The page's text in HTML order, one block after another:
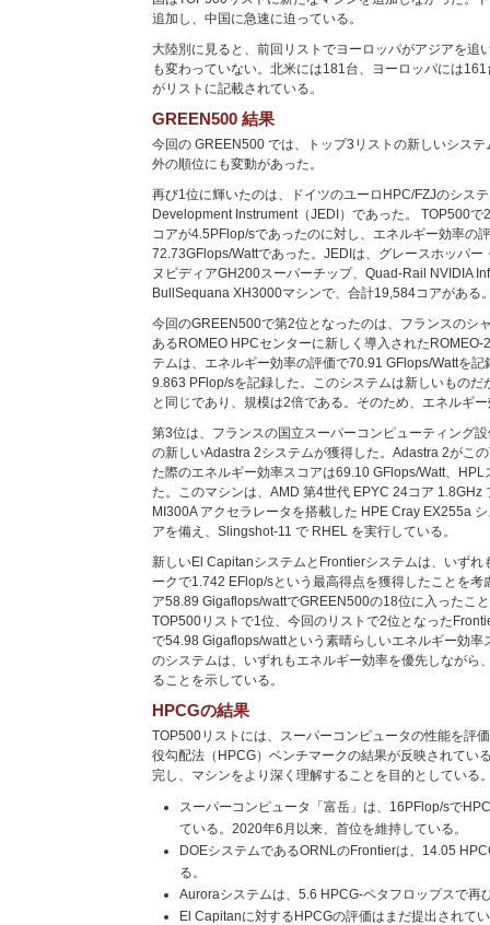
追加し、中国に急速に迫っている。
大陸別に見ると、前回リストでヨーロッパがアジアを追
も変わっていない。北米には181台、ヨーロッパには
がリストに記載されている。
GREEN500 結果
今回の GREEN500 では、トップ3リストの新しいシス
外の順位にも変動があった。
再び1位に輝いたのは、ドイツのユーロHPC/FZJのシス
Development Instrument（JEDI）であった。 TOP500
コアが4.5PFlop/sであったのに対し、エネルギー効率の
72.73GFlops/Wattであった。JEDIは、グレースホッパ
ヌビディアGH200スーパーチップ、Quad-Rail NVIDIA
BullSequana XH3000マシンで、合計19,584コアがある
今回のGREEN500で第2位となったのは、フランスのシ
あるROMEO HPCセンターに新しく導入された
テムは、エネルギー効率の評価で70.91 GFlops/Wattを
9.863 PFlop/sを記録した。このシステムは新しいものだ
と同じであり、規模は2倍である。そのため、エネルギ
第3位は、フランスの国立スーパーコンピューティング
の新しいAdastra 2システムが獲得した。Adastra 2がこ
た際のエネルギー効率スコアは69.10 GFlops/Watt、
た。このマシンは、AMD 第4世代 EPYC 24コア 1.8GHz
MI300A アクセラレータを搭載した HPE Cray EX255a
アを備え、Slingshot-11 で RHEL を実行している。
新しいEl CapitanシステムとFrontierシステムは、いずれ
ークで1.742 EFlop/sという最高得点を獲得したことを考
ア58.89 Gigaflops/wattでGREEN500の18位に入ったこ
TOP500リストで1位、今回のリストで2位となった
で54.98 Gigaflops/wattという素晴らしいエネルギー効率
のシステムは、いずれもエネルギー効率を優先しながら
ることを示している。
HPCGの結果
TOP500リストには、スーパーコンピュータの性能を評
役勾配法（HPCG）ベンチマークの結果が反映されてい
完し、マシンをより深く理解することを目的としている
スーパーコンピュータ「富岳」は、16PFlop/sで
ている。2020年6月以来、首位を維持している。
DOEシステムであるORNLのFrontierは、14.05
る。
Auroraシステムは、5.6 HPCG-ペタフロップスで再
El Capitanに対するHPCGの評価はまだ提出されて